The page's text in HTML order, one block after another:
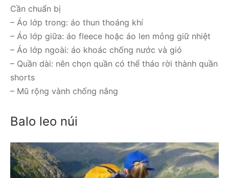
Cần chuẩn bị
– Áo lớp trong: áo thun thoáng khí
– Áo lớp giữa: áo fleece hoặc áo len mỏng giữ nhiệt
– Áo lớp ngoài: áo khoác chống nước và gió
– Quần dài: nên chọn quần có thể tháo rời thành quần
shorts
– Mũ rộng vành chống nắng
Balo leo núi